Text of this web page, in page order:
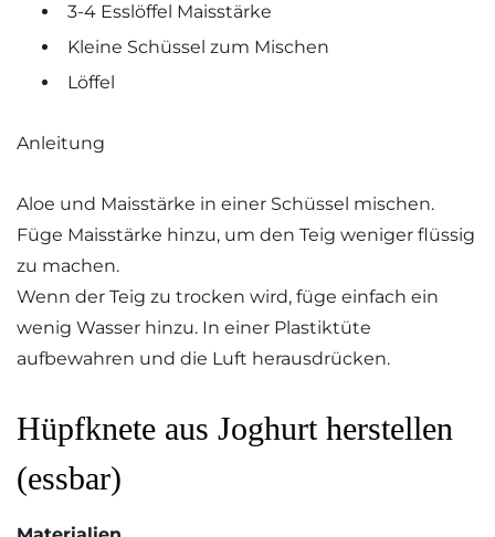
3-4 Esslöffel Maisstärke
Kleine Schüssel zum Mischen
Löffel
Anleitung
Aloe und Maisstärke in einer Schüssel mischen.
Füge Maisstärke hinzu, um den Teig weniger flüssig
zu machen.
Wenn der Teig zu trocken wird, füge einfach ein
wenig Wasser hinzu. In einer Plastiktüte
aufbewahren und die Luft herausdrücken.
Hüpfknete aus Joghurt herstellen
(essbar)